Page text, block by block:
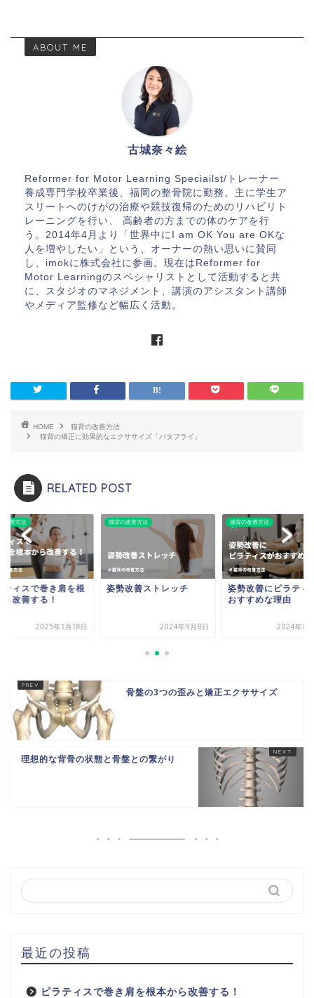
ABOUT ME
古城奈々絵
Reformer for Motor Learning Speciailst/トレーナー
養成専門学校卒業後、福岡の整骨院に勤務。主に学生ア
スリートへのけがの治療や競技復帰のためのリハビリト
レーニングを行い、 高齢者の方までの体のケアを行
う。2014年4月より「世界中にI am OK You are OKな
人を増やしたい」という、オーナーの熱い思いに賛同
し、imokに株式会社に参画。現在はReformer for
Motor Learningのスペシャリストとして活動すると共
に、スタジオのマネジメント、講演のアシスタント講師
やメディア監修など幅広く活動。
HOME
猫背の改善方法
猫背の矯正に効果的なエクササイズ「バタフライ」
RELATED POST
改善方法
ティスで巻き肩を根
ら改善する！
2025年1月18日
猫背の改善方法
姿勢改善ストレッチ
2024年9月8日
猫背の改善方法
姿勢改善にピラティ
おすすめな理由
2024年8
骨盤の3つの歪みと矯正エクササイズ
理想的な背骨の状態と骨盤との繋がり
最近の投稿
ピラティスで巻き肩を根本から改善する！